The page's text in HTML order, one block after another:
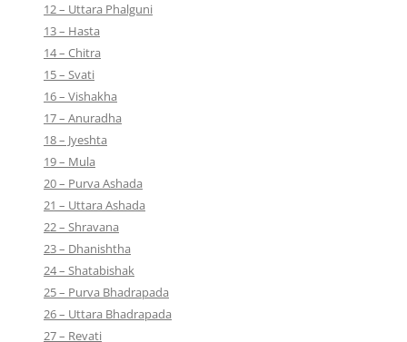
12 – Uttara Phalguni
13 – Hasta
14 – Chitra
15 – Svati
16 – Vishakha
17 – Anuradha
18 – Jyeshta
19 – Mula
20 – Purva Ashada
21 – Uttara Ashada
22 – Shravana
23 – Dhanishtha
24 – Shatabishak
25 – Purva Bhadrapada
26 – Uttara Bhadrapada
27 – Revati